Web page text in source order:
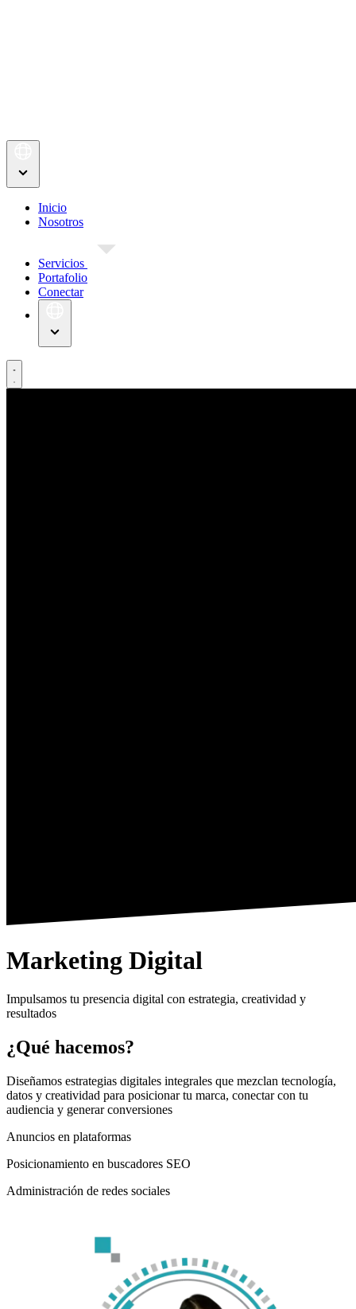
Inicio
Nosotros
Servicios
Portafolio
Conectar
Marketing Digital
Impulsamos tu presencia digital con estrategia, creatividad y
resultados
¿Qué hacemos?
Diseñamos estrategias digitales integrales que mezclan tecnología,
datos y creatividad para posicionar tu marca, conectar con tu
audiencia y generar conversiones
Anuncios en plataformas
Posicionamiento en buscadores SEO
Administración de redes sociales